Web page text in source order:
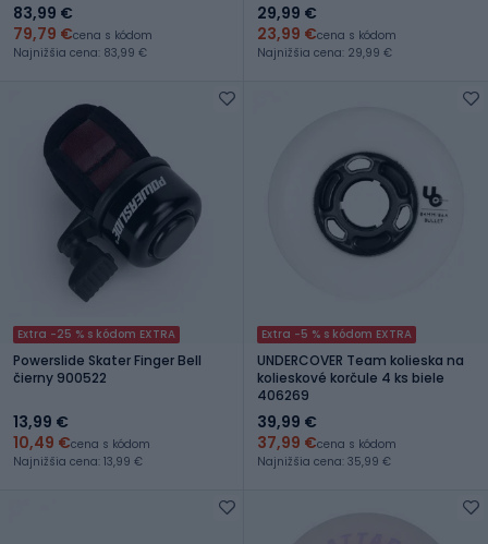
83,99 €
79,79 €cena s kódom
Najnižšia cena: 83,99 €
29,99 €
23,99 €cena s kódom
Najnižšia cena: 29,99 €
Extra -25 % s kódom EXTRA
Powerslide Skater Finger Bell
čierny 900522
13,99 €
10,49 €cena s kódom
Najnižšia cena: 13,99 €
Extra -5 % s kódom EXTRA
UNDERCOVER Team kolieska na
kolieskové korčule 4 ks biele
406269
39,99 €
37,99 €cena s kódom
Najnižšia cena: 35,99 €